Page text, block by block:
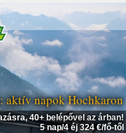
aktív napok Hochkaron
40+ belépővel az árban!
5 nap/4 éj 324 €/fő-től